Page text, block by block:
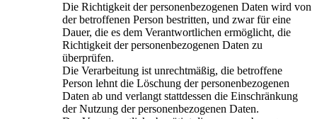
Die Richtigkeit der personenbezogenen Daten wird von
der betroffenen Person bestritten, und zwar für eine
Dauer, die es dem Verantwortlichen ermöglicht, die
Richtigkeit der personenbezogenen Daten zu
überprüfen.
Die Verarbeitung ist unrechtmäßig, die betroffene
Person lehnt die Löschung der personenbezogenen
Daten ab und verlangt stattdessen die Einschränkung
der Nutzung der personenbezogenen Daten.